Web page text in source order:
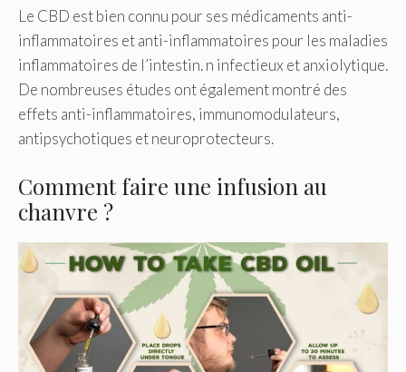
Le CBD est bien connu pour ses médicaments anti-
inflammatoires et anti-inflammatoires pour les maladies
inflammatoires de l’intestin. n infectieux et anxiolytique.
De nombreuses études ont également montré des
effets anti-inflammatoires, immunomodulateurs,
antipsychotiques et neuroprotecteurs.
Comment faire une infusion au
chanvre ?